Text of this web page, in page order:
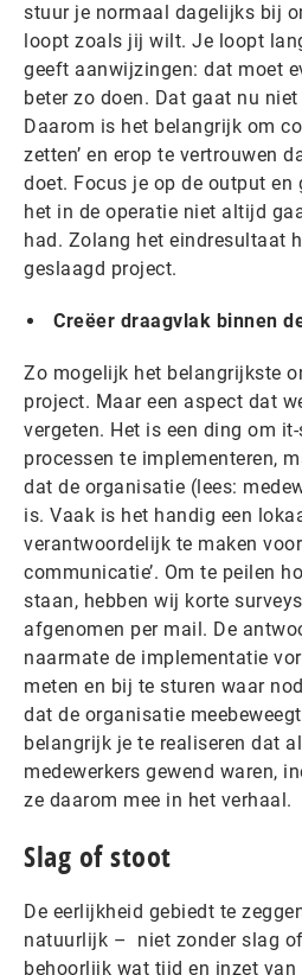
stuur je normaal dagelijks bij
loopt zoals jij wilt. Je loopt
geeft aanwijzingen: dat moet
beter zo doen. Dat gaat nu
Daarom is het belangrijk om
zetten’ en erop te vertrouwen
doet. Focus je op de output
het in de operatie niet altijd
had. Zolang het eindresultaat
geslaagd project.
Creëer draagvlak binnen
Zo mogelijk het belangrijkste
project. Maar een aspect dat
vergeten. Het is een ding om
processen te implementeren,
dat de organisatie (lees:
is. Vaak is het handig een
verantwoordelijk te maken voor
communicatie’. Om te peilen
staan, hebben wij korte
afgenomen per mail. De
naarmate de implementatie
meten en bij te sturen waar
dat de organisatie
belangrijk je te realiseren dat
medewerkers gewend waren,
ze daarom mee in het verhaal.
Slag of stoot
De eerlijkheid gebiedt te
natuurlijk – niet zonder slag
behoorlijk wat tijd en inzet van